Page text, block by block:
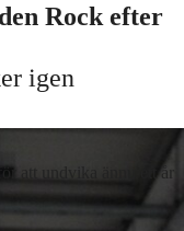
Rock efter
igen
att undvika ännu ett år